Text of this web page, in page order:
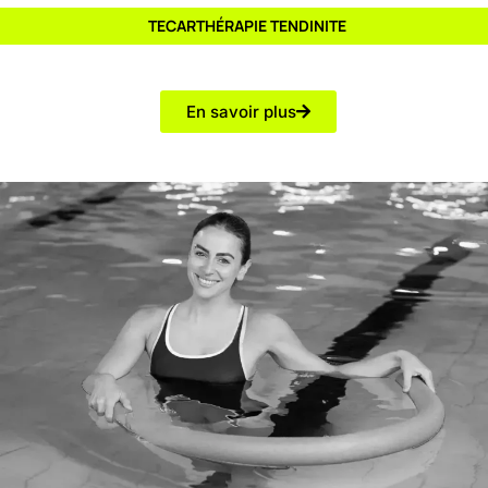
TECARTHÉRAPIE TENDINITE
En savoir plus